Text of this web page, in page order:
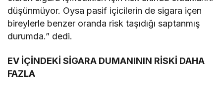
düşünmüyor. Oysa pasif içicilerin de sigara içen
bireylerle benzer oranda risk taşıdığı saptanmış
durumda.” dedi.
EV İÇİNDEKİ SİGARA DUMANININ RİSKİ DAHA
FAZLA